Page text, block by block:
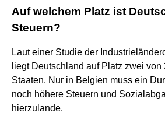
Auf welchem Platz ist
Steuern?
Laut einer Studie der
liegt Deutschland auf Platz zwei von
Staaten. Nur in Belgien muss ein
noch höhere Steuern und
hierzulande.